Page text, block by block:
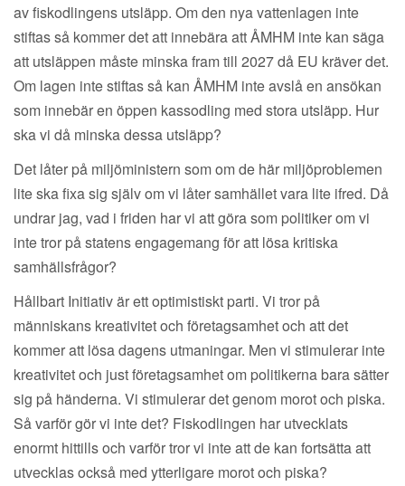
av fiskodlingens utsläpp. Om den nya vattenlagen inte
stiftas så kommer det att innebära att ÅMHM inte kan säga
att utsläppen måste minska fram till 2027 då EU kräver det.
Om lagen inte stiftas så kan ÅMHM inte avslå en ansökan
som innebär en öppen kassodling med stora utsläpp. Hur
ska vi då minska dessa utsläpp?
Det låter på miljöministern som om de här miljöproblemen
lite ska fixa sig själv om vi låter samhället vara lite ifred. Då
undrar jag, vad i friden har vi att göra som politiker om vi
inte tror på statens engagemang för att lösa kritiska
samhällsfrågor?
Hållbart Initiativ är ett optimistiskt parti. Vi tror på
människans kreativitet och företagsamhet och att det
kommer att lösa dagens utmaningar. Men vi stimulerar inte
kreativitet och just företagsamhet om politikerna bara sätter
sig på händerna. Vi stimulerar det genom morot och piska.
Så varför gör vi inte det? Fiskodlingen har utvecklats
enormt hittills och varför tror vi inte att de kan fortsätta att
utvecklas också med ytterligare morot och piska?